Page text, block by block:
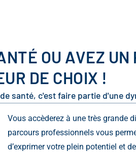
OU AVEZ
DE CHOIX !
santé, c'est faire partie d'une
Vous accèderez à une très grande
parcours professionnels vous
d’exprimer votre plein potentiel et